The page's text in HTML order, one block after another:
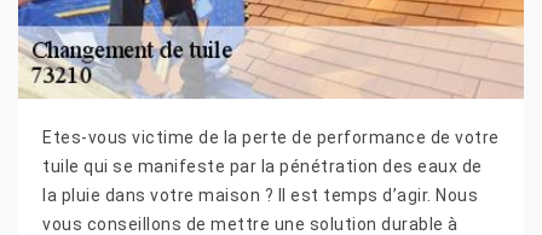
Etes-vous victime de la perte de performance de votre
tuile qui se manifeste par la pénétration des eaux de
la pluie dans votre maison ? Il est temps d’agir. Nous
vous conseillons de mettre une solution durable à